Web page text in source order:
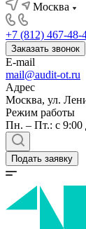
Москва
+7 (812) 467-48-
Заказать звонок
E-mail
mail@audit-ot.ru
Адрес
Москва, ул.
Режим работы
Пн. – Пт.: с 9:00
Подать заявку